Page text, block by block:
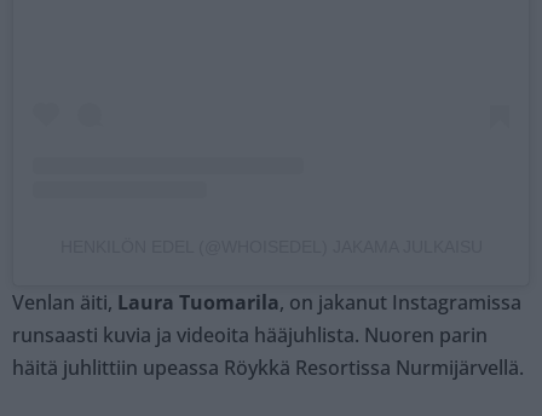
Venlan äiti, Laura Tuomarila, on jakanut Instagramissa
runsaasti kuvia ja videoita hääjuhlista. Nuoren parin
häitä juhlittiin upeassa Röykkä Resortissa Nurmijärvellä.